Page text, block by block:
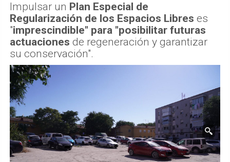
Impulsar un Plan Especial de
Regularización de los Espacios Libres es
"imprescindible" para "posibilitar futuras
actuaciones de regeneración y garantizar
su conservación".